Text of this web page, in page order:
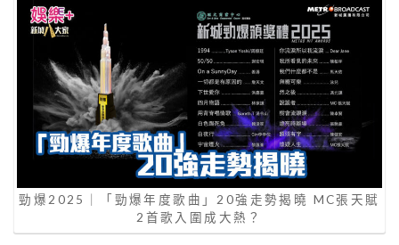
勁爆2025｜「勁爆年度歌曲」20強走勢揭曉 MC張天賦
2首歌入圍成大熱？